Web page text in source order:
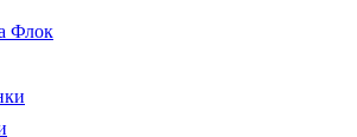
Флок